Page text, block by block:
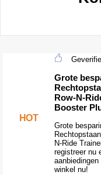
HOT
Grote
Row-N-
Booster
Grote
N-Ride
registreer nu
winkel nu!